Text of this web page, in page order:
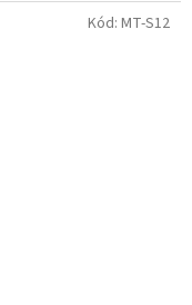
Kód: MT-S12